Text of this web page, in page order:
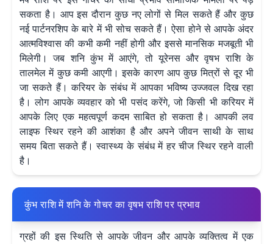
सकता है। आप इस दौरान कुछ नए लोगों से मिल सकते हैं और कुछ
नई पार्टनरशिप के बारे में भी सोच सकते हैं। ऐसा होने से आपके अंदर
आत्मविश्वास की कभी कमी नहीं होगी और इससे मानसिक मजबूती भी
मिलेगी। जब शनि कुंभ में आएंगे, तो यूरेनस और वृषभ राशि के
तालमेल में कुछ कमी आएगी। इसके कारण आप कुछ मित्रों से दूर भी
जा सकते हैं। करियर के संबंध में आपका भविष्य उज्जवल दिख रहा
है। लोग आपके व्यवहार को भी पसंद करेंगे, जो किसी भी करियर में
आपके लिए एक महत्वपूर्ण कदम साबित हो सकता है। आपकी लव
लाइफ स्थिर रहने की आशंका है और अपने जीवन साथी के साथ
समय बिता सकते हैं। स्वास्थ्य के संबंध में हर चीज स्थिर रहने वाली
है।
कुंभ राशि में शनि के गोचर का वृषभ राशि पर प्रभाव
ग्रहों की इस स्थिति से आपके जीवन और आपके व्यक्तित्व में एक